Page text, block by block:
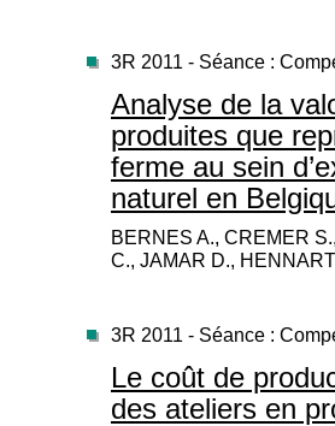
3R 2011 - Séance :
Analyse de la
produites que
ferme au sein
naturel en
BERNES A., CREMER
C., JAMAR D.,
3R 2011 - Séance :
Le coût de
des ateliers en